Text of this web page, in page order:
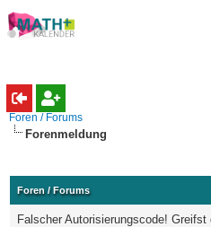
Foren / Forums
Forenmeldung
Foren / Forums
Falscher Autorisierungscode!